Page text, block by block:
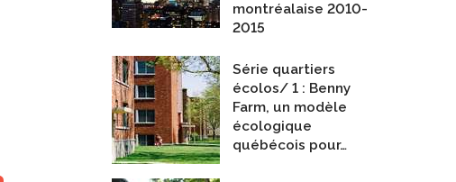
montréalaise 2010-
2015
Série quartiers
écolos/ 1 : Benny
Farm, un modèle
écologique
québécois pour…